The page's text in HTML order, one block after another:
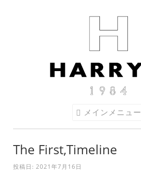
メインメニュー
The First,Timeline
投稿日: 2021年7月16日